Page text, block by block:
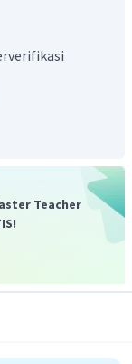
jumlah ion
faktor Van,t
(garam)
(
Teacher